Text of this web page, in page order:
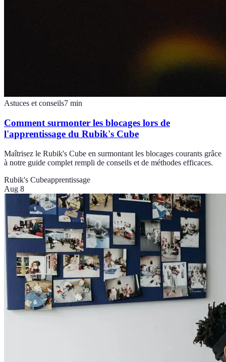
Astuces et conseils7 min
Comment surmonter les blocages lors de
l'apprentissage du Rubik's Cube
Maîtrisez le Rubik's Cube en surmontant les blocages courants grâce
à notre guide complet rempli de conseils et de méthodes efficaces.
Rubik's Cubeapprentissage
Aug 8